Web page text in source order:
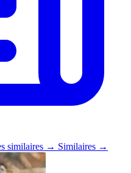
similaires → Similaires →